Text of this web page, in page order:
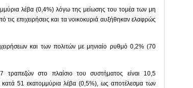
λέβα (0,4%) λόγω της μείωσης του τομέα των μη
επιχειρήσεις και τα νοικοκυριά αυξήθηκαν ελαφρώς
και των πολιτών με μηνιαίο ρυθμό 0,2% (70
στο πλαίσιο του συστήματος είναι 10,5
κατά 51 εκατομμύρια λέβα (0,5%), ως αποτέλεσμα των